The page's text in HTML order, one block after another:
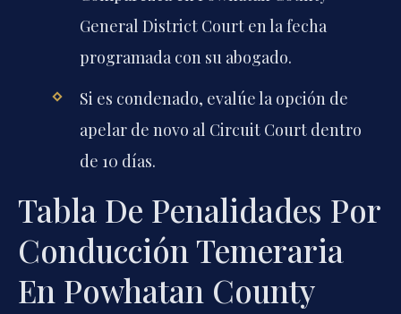
General District Court en la fecha
programada con su abogado.
Si es condenado, evalúe la opción de
apelar de novo al Circuit Court dentro
de 10 días.
Tabla De Penalidades Por
Conducción Temeraria
En Powhatan County